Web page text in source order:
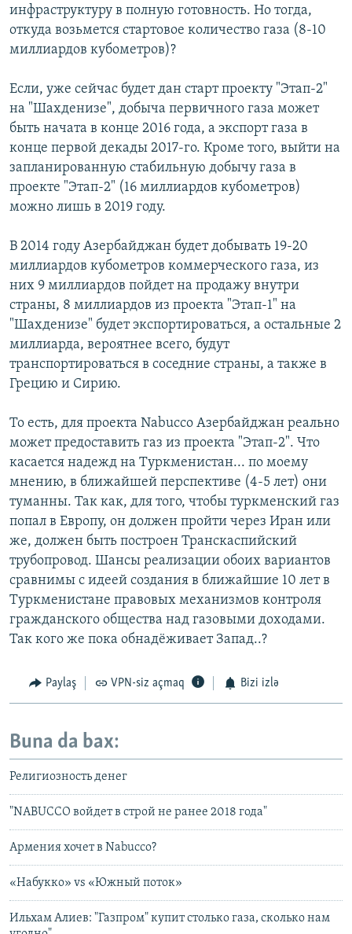
инфраструктуру в полную готовность. Но тогда,
откуда возьмется стартовое количество газа (8-10
миллиардов кубометров)?
Если, уже сейчас будет дан старт проекту "Этап-2"
на "Шахденизе", добыча первичного газа может
быть начата в конце 2016 года, а экспорт газа в
конце первой декады 2017-го. Кроме того, выйти на
запланированную стабильную добычу газа в
проекте "Этап-2" (16 миллиардов кубометров)
можно лишь в 2019 году.
В 2014 году Азербайджан будет добывать 19-20
миллиардов кубометров коммерческого газа, из
них 9 миллиардов пойдет на продажу внутри
страны, 8 миллиардов из проекта "Этап-1" на
"Шахденизе" будет экспортироваться, а остальные 2
миллиарда, вероятнее всего, будут
транспортироваться в соседние страны, а также в
Грецию и Сирию.
То есть, для проекта Nabucco Азербайджан реально
может предоставить газ из проекта "Этап-2". Что
касается надежд на Туркменистан... по моему
мнению, в ближайшей перспективе (4-5 лет) они
туманны. Так как, для того, чтобы туркменский газ
попал в Европу, он должен пройти через Иран или
же, должен быть построен Транскаспийский
трубопровод. Шансы реализации обоих вариантов
сравнимы с идеей создания в ближайшие 10 лет в
Туркменистане правовых механизмов контроля
гражданского общества над газовыми доходами.
Так кого же пока обнадёживает Запад..?
Paylaş VPN-siz açmaq Bizi izlə
Buna da bax:
Религиозность денег
"NABUCCO войдет в строй не ранее 2018 года"
Армения хочет в Nabucco?
«Набукко» vs «Южный поток»
Ильхам Алиев: "Газпром" купит столько газа, сколько нам